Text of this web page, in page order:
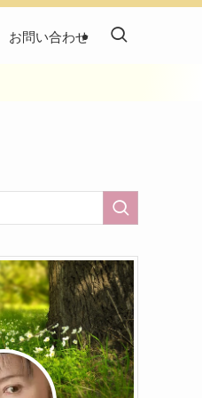
お問い合わせ